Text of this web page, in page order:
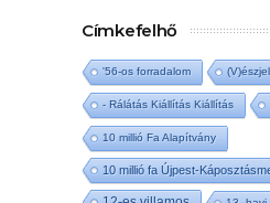
Címkefelhő
'56-os forradalom
- Rálátás Kiállítás Kiállítás
10 millió Fa Alapítvány
10 millió fa Újpest-